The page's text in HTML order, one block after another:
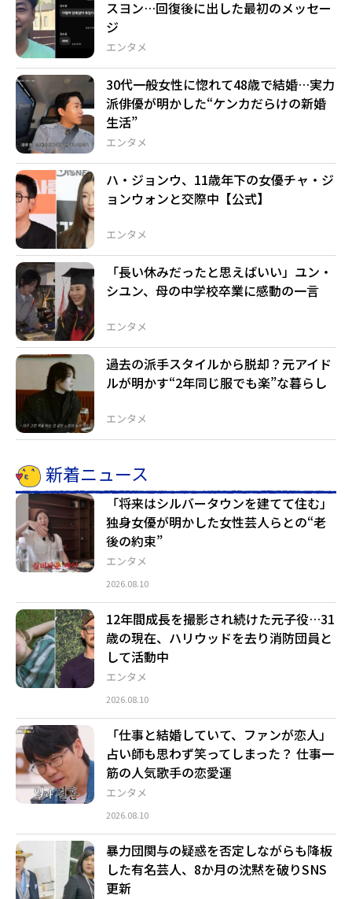
エンタメ
スヨン…回復後に出した最初のメッセー
ジ
エンタメ
30代一般女性に惚れて48歳で結婚…実力
派俳優が明かした“ケンカだらけの新婚
生活”
エンタメ
ハ・ジョンウ、11歳年下の女優チャ・ジ
ョンウォンと交際中【公式】
エンタメ
「長い休みだったと思えばいい」ユン・
シユン、母の中学校卒業に感動の一言
エンタメ
過去の派手スタイルから脱却？元アイド
ルが明かす“2年同じ服でも楽”な暮らし
新着ニュース
エンタメ
「将来はシルバータウンを建てて住む」
独身女優が明かした女性芸人らとの“老
後の約束”
2026.08.10
エンタメ
12年間成長を撮影され続けた元子役…31
歳の現在、ハリウッドを去り消防団員と
して活動中
2026.08.10
エンタメ
「仕事と結婚していて、ファンが恋人」
占い師も思わず笑ってしまった？ 仕事一
筋の人気歌手の恋愛運
2026.08.10
暴力団関与の疑惑を否定しながらも降板
した有名芸人、8か月の沈黙を破りSNS
更新